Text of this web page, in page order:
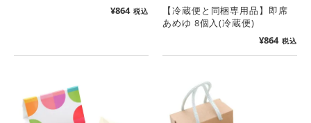
¥864 税込
【冷蔵便と同梱専用品】即席
あめゆ 8個入(冷蔵便)
¥864 税込